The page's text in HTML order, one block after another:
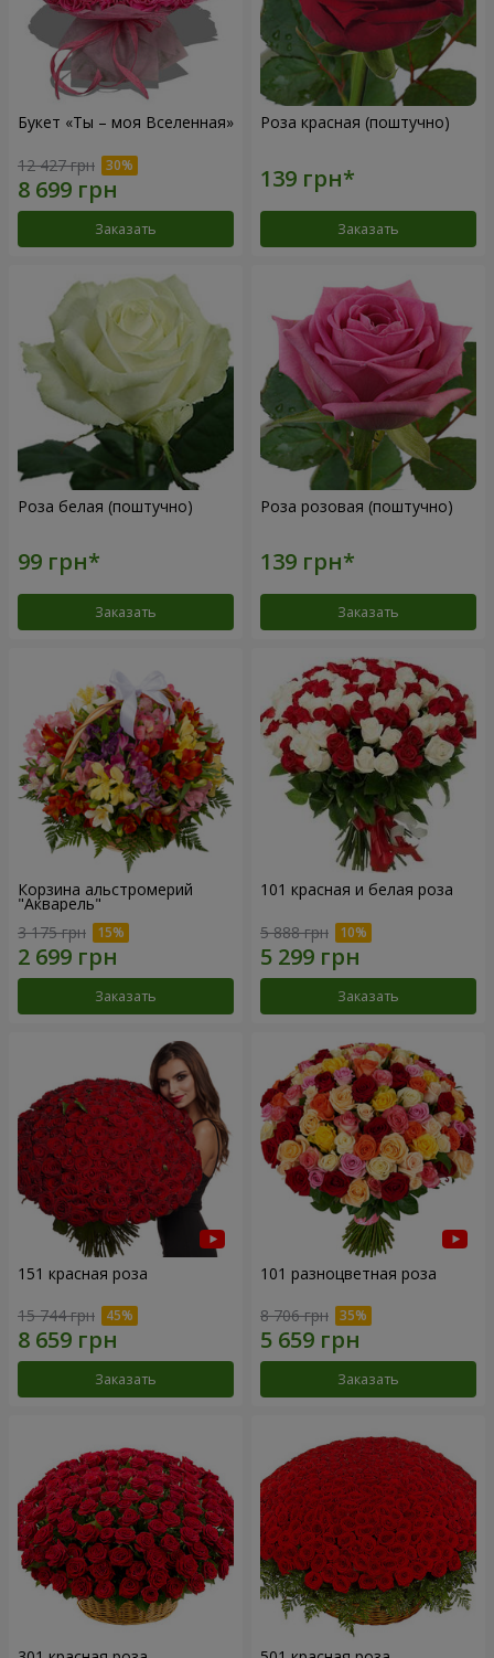
Букет «Ты – моя Вселенная»
12 427 грн
Заказать
Роза красная (поштучно)
Заказать
Роза белая (поштучно)
Заказать
Роза розовая (поштучно)
Заказать
Корзина альстромерий
"Акварель"
3 175 грн
Заказать
101 красная и белая роза
5 888 грн
Заказать
151 красная роза
15 744 грн
Заказать
101 разноцветная роза
8 706 грн
Заказать